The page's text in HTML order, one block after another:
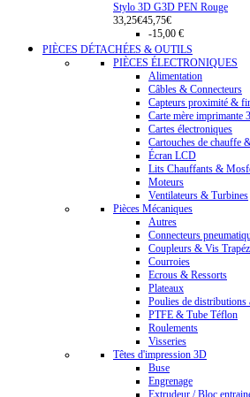
Stylo 3D G3D PEN Rouge
33,25€45,75€
-15,00 €
PIÈCES DÉTACHÉES & OUTILS
PIÈCES ÉLECTRONIQUES
Alimentation
Câbles & Connecteurs
Capteurs proximité &
Carte mère imprimante
Cartes électroniques
Cartouches de chauffe
Écran LCD
Lits Chauffants &
Moteurs
Ventilateurs & Turbines
Pièces Mécaniques
Autres
Connecteurs
Coupleurs & Vis
Courroies
Ecrous & Ressorts
Plateaux
Poulies de distributions
PTFE & Tube Téflon
Roulements
Visseries
Têtes d'impression 3D
Buse
Engrenage
Extrudeur / Bloc